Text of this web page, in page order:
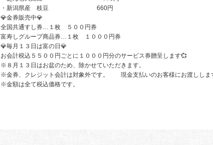
・新潟県産 枝豆 660円
💎金券販売中💎
全国共通すし券…１枚 ５００円券
富寿しグループ商品券…１枚 １０００円券
💎毎月１３日は富の日 💎
お会計税込５５００円ごとに１０００円分のサービス券贈呈します💞
※８月１３日はお盆のため、除かせていただきます。
※金券、クレジット会計は対象外です。 現金支払いのお客様にお渡ししま
※金額は全て税込価格です。